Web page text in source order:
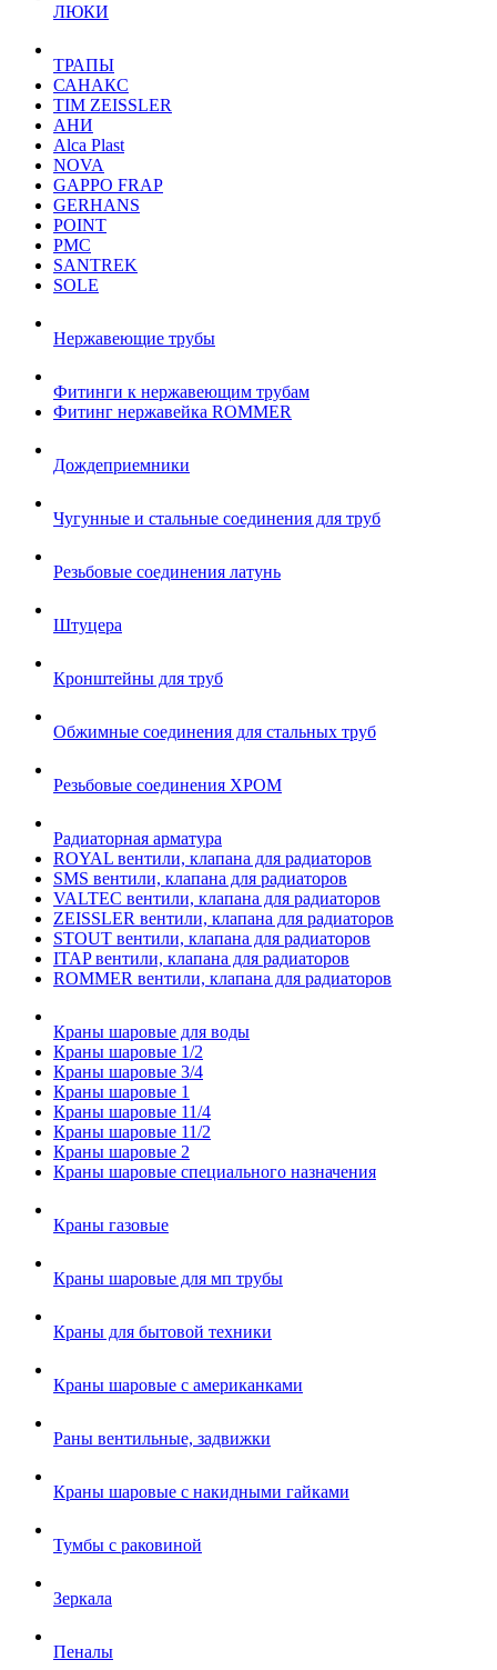
ЛЮКИ
ТРАПЫ
САНАКС
TIM ZEISSLER
АНИ
Alca Plast
NOVA
GAPPO FRAP
GERHANS
POINT
РМС
SANTREK
SOLE
Нержавеющие трубы
Фитинги к нержавеющим трубам
Фитинг нержавейка ROMMER
Дождеприемники
Чугунные и стальные соединения для труб
Резьбовые соединения латунь
Штуцера
Кронштейны для труб
Обжимные соединения для стальных труб
Резьбовые соединения ХРОМ
Радиаторная арматура
ROYAL вентили, клапана для радиаторов
SMS вентили, клапана для радиаторов
VALTEC вентили, клапана для радиаторов
ZEISSLER вентили, клапана для радиаторов
STOUT вентили, клапана для радиаторов
ITAP вентили, клапана для радиаторов
ROMMER вентили, клапана для радиаторов
Краны шаровые для воды
Краны шаровые 1/2
Краны шаровые 3/4
Краны шаровые 1
Краны шаровые 11/4
Краны шаровые 11/2
Краны шаровые 2
Краны шаровые специального назначения
Краны газовые
Краны шаровые для мп трубы
Краны для бытовой техники
Краны шаровые с американками
Раны вентильные, задвижки
Краны шаровые с накидными гайками
Тумбы с раковиной
Зеркала
Пеналы